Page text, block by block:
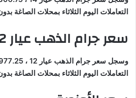
التعاملات اليوم الثلاثاء بمحلات الصاغة
سعر جرام الذهب عيار 12
التعاملات اليوم الثلاثاء بمحلات الصاغة